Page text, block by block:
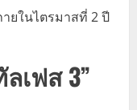
ยในไตรมาสที่ 2 ปี
เฟส 3”